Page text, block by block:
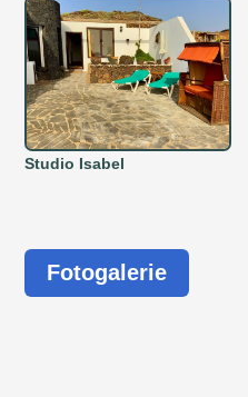
Studio Isabel
Fotogalerie